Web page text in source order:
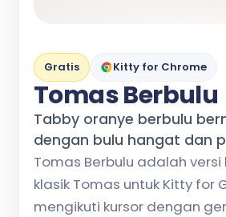
Gratis Kitty for Chrome
Tomas Berbulu
Tabby oranye berbulu
dengan bulu hangat dan
Tomas Berbulu adalah
klasik Tomas untuk Kitty for
mengikuti kursor dengan